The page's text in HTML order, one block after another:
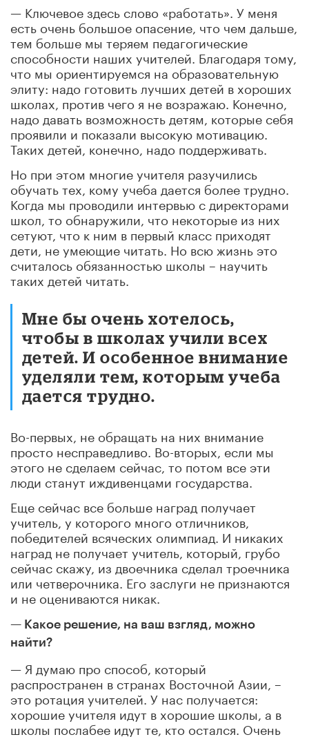
— Ключевое здесь слово «работать». У меня
есть очень большое опасение, что чем дальше,
тем больше мы теряем педагогические
способности наших учителей. Благодаря тому,
что мы ориентируемся на образовательную
элиту: надо готовить лучших детей в хороших
школах, против чего я не возражаю. Конечно,
надо давать возможность детям, которые себя
проявили и показали высокую мотивацию.
Таких детей, конечно, надо поддерживать.
Но при этом многие учителя разучились
обучать тех, кому учеба дается более трудно.
Когда мы проводили интервью с директорами
школ, то обнаружили, что некоторые из них
сетуют, что к ним в первый класс приходят
дети, не умеющие читать. Но всю жизнь это
считалось обязанностью школы – научить
таких детей читать.
Мне бы очень хотелось,
чтобы в школах учили всех
детей. И особенное внимание
уделяли тем, которым учеба
дается трудно.
Во-первых, не обращать на них внимание
просто несправедливо. Во-вторых, если мы
этого не сделаем сейчас, то потом все эти
люди станут иждивенцами государства.
Еще сейчас все больше наград получает
учитель, у которого много отличников,
победителей всяческих олимпиад. И никаких
наград не получает учитель, который, грубо
сейчас скажу, из двоечника сделал троечника
или четверочника. Его заслуги не признаются
и не оцениваются никак.
— Какое решение, на ваш взгляд, можно
найти?
— Я думаю про способ, который
распространен в странах Восточной Азии, –
это ротация учителей. У нас получается:
хорошие учителя идут в хорошие школы, а в
школы послабее идут те, кто остался. Очень